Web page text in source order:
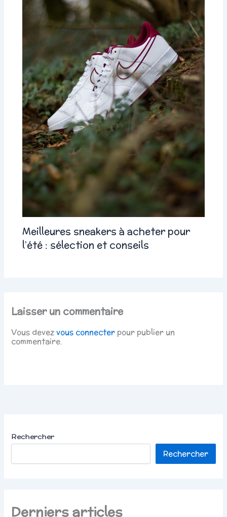
Meilleures sneakers à acheter pour
l’été : sélection et conseils
Laisser un commentaire
Vous devezvous connecter pour publier un
commentaire.
Rechercher
Rechercher
Derniers articles